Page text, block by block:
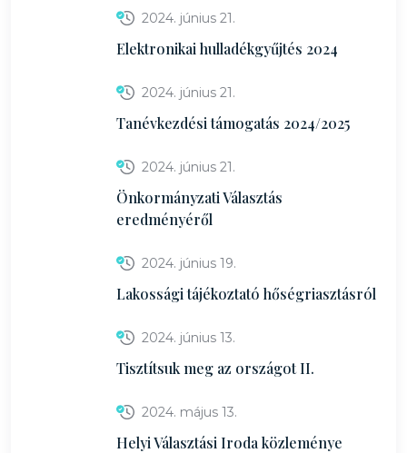
2024. június 21.
Elektronikai hulladékgyűjtés 2024
2024. június 21.
Tanévkezdési támogatás 2024/2025
2024. június 21.
Önkormányzati Választás
eredményéről
2024. június 19.
Lakossági tájékoztató hőségriasztásról
2024. június 13.
Tisztítsuk meg az országot II.
2024. május 13.
Helyi Választási Iroda közleménye